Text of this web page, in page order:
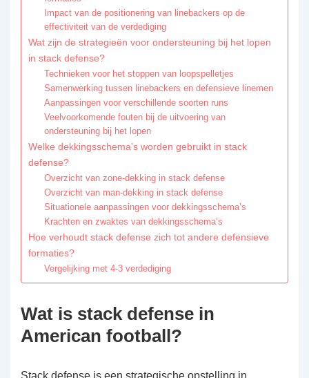
Impact van de positionering van linebackers op de
effectiviteit van de verdediging
Wat zijn de strategieën voor ondersteuning bij het lopen
in stack defense?
Technieken voor het stoppen van loopspelletjes
Samenwerking tussen linebackers en defensieve linemen
Aanpassingen voor verschillende soorten runs
Veelvoorkomende fouten bij de uitvoering van
ondersteuning bij het lopen
Welke dekkingsschema’s worden gebruikt in stack
defense?
Overzicht van zone-dekking in stack defense
Overzicht van man-dekking in stack defense
Situationele aanpassingen voor dekkingsschema’s
Krachten en zwaktes van dekkingsschema’s
Hoe verhoudt stack defense zich tot andere defensieve
formaties?
Vergelijking met 4-3 verdediging
Wat is stack defense in
American football?
Stack defense is een strategische opstelling in